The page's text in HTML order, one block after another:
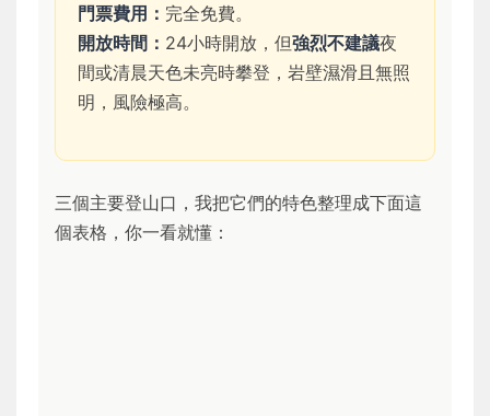
門票費用： 完全免費。
開放時間： 24小時開放，但強烈不建議夜
間或清晨天色未亮時攀登，岩壁濕滑且無照
明，風險極高。
三個主要登山口，我把它們的特色整理成下面這
個表格，你一看就懂：